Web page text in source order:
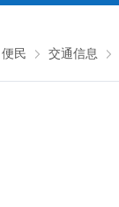
便民 交通信息